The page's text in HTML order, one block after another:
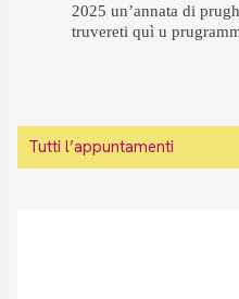
2025 un’annata di
truvereti quì u
Tutti l’appuntamenti